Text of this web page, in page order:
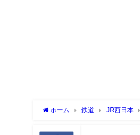
ホーム 鉄道 JR西日本